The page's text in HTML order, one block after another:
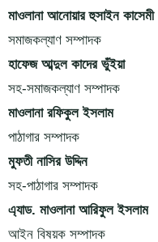
মাওলানা আনোয়ার হুসাইন কাসেমী
সমাজকল্যাণ সম্পাদক
হাফেজ আব্দুল কাদের ভুঁইয়া
সহ-সমাজকল্যাণ সম্পাদক
মাওলানা রফিকুল ইসলাম
পাঠাগার সম্পাদক
মুফতী নাসির উদ্দিন
সহ-পাঠাগার সম্পাদক
এ্যাড. মাওলানা আরিফুল ইসলাম
আইন বিষয়ক সম্পাদক